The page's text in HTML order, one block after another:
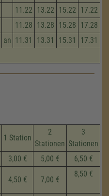
11.22 13.22 15.22 17.22
11.28 13.28 15.28 17.28
an 11.31 13.31 15.31
17.31
1 Station
2
Stationen
3
Stationen
3,00 € 5,00 €
6,50 €
4,50 € 7,00 €
8,50 €